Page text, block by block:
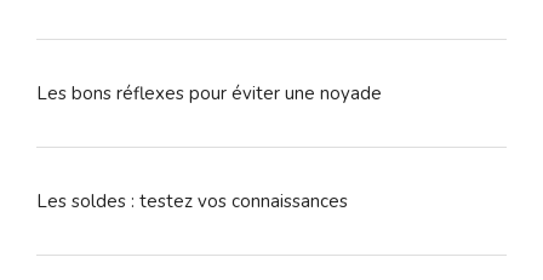
Les bons réflexes pour éviter une noyade
Les soldes : testez vos connaissances